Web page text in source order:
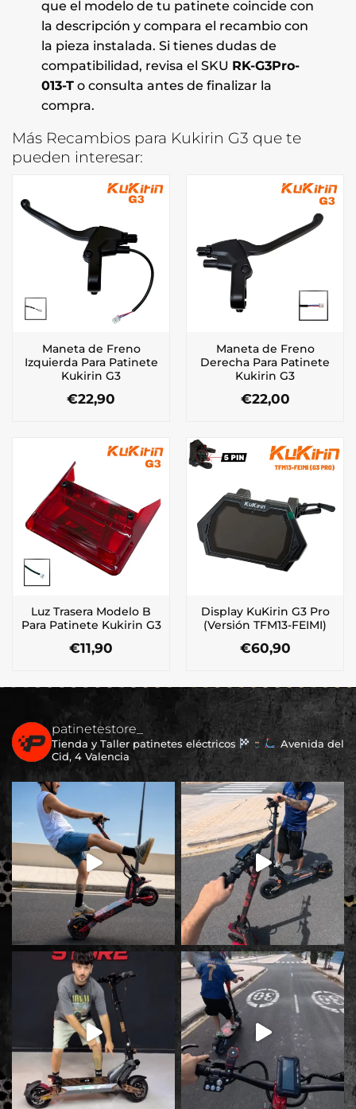
que el modelo de tu patinete coincide con
la descripción y compara el recambio con
la pieza instalada. Si tienes dudas de
compatibilidad, revisa el SKU RK-G3Pro-
013-To consulta antes de finalizar la
compra.
Más Recambios para Kukirin G3 que te
pueden interesar:
Maneta de Freno
Izquierda Para Patinete
Kukirin G3
€22,90
Maneta de Freno
Derecha Para Patinete
Kukirin G3
€22,00
Luz Trasera Modelo B
Para Patinete Kukirin G3
€11,90
Display KuKirin G3 Pro
(Versión TFM13-FEIMI)
€60,90
patinetestore_
Tienda y Taller patinetes eléctricos
Avenida del
Cid, 4 Valencia